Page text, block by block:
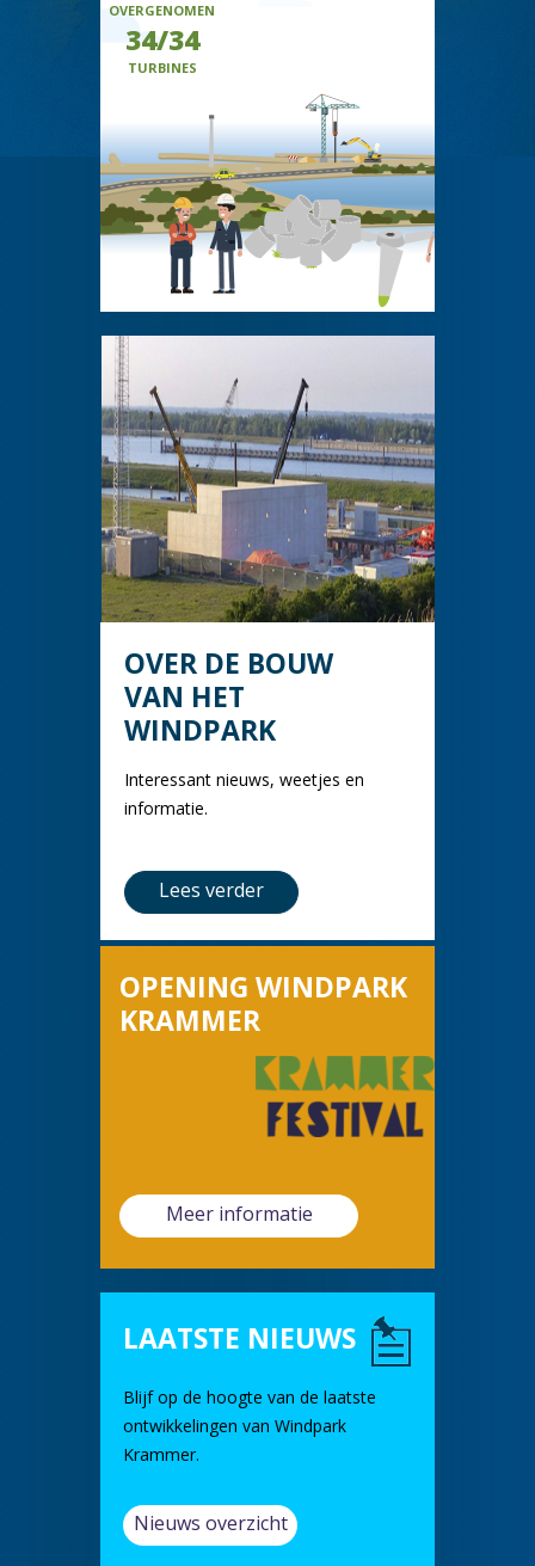
OVERGENOMEN
34/34
TURBINES
OVER DE BOUW
VAN HET
WINDPARK
Interessant nieuws, weetjes en
informatie.
Lees verder
OPENING WINDPARK
KRAMMER
Meer informatie
LAATSTE NIEUWS
Blijf op de hoogte van de laatste
ontwikkelingen van Windpark
Krammer.
Nieuws overzicht